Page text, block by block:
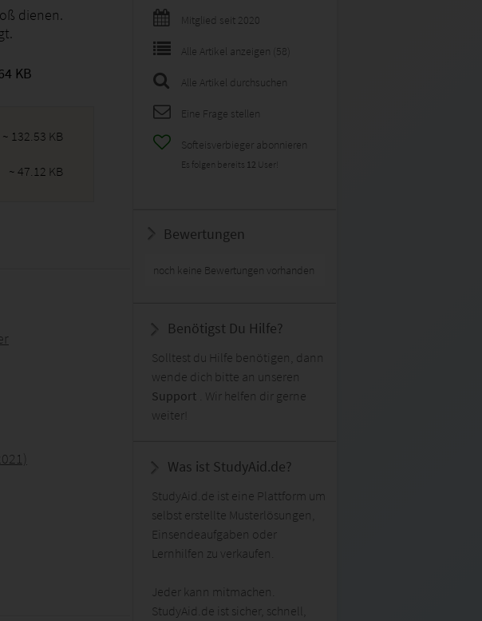
dienen.
KB
~ 132.53 KB
~ 47.12 KB
Mitglied seit 2020
Alle Artikel anzeigen (58)
Alle Artikel durchsuchen
Eine Frage stellen
Softeisverbieger abonnieren
Es folgen bereits 12 User!
Bewertungen
noch keine Bewertungen vorhanden
Benötigst Du Hilfe?
Solltest du Hilfe benötigen, dann
wende dich bitte an unseren
Support . Wir helfen dir gerne
weiter!
Was ist StudyAid.de?
StudyAid.de ist eine Plattform um
selbst erstellte Musterlösungen,
Einsendeaufgaben oder
Lernhilfen zu verkaufen.
Jeder kann mitmachen.
StudyAid.de ist sicher, schnell,